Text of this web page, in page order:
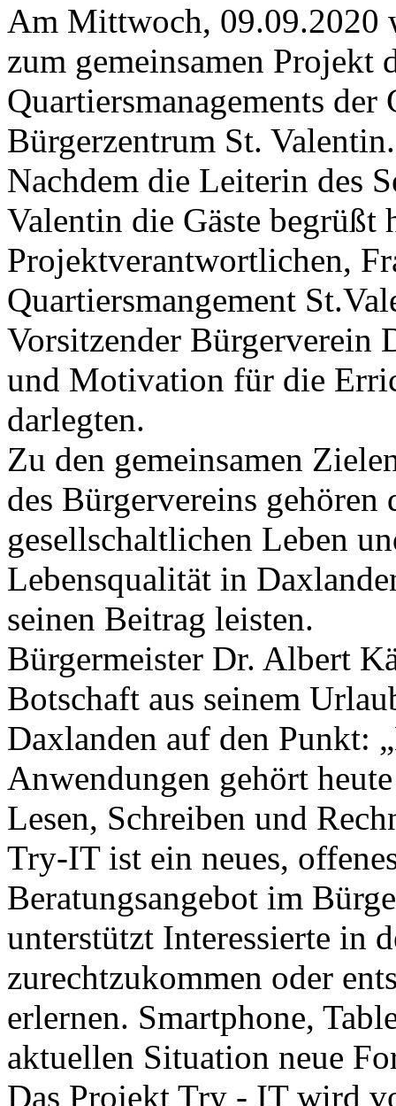
Am Mittwoch, 09.09.2020
zum gemeinsamen Projekt
Quartiersmanagements
Bürgerzentrum St. Valentin.
Nachdem die Leiterin des
Valentin die Gäste begrüßt
Projektverantwortlichen,
Quartiersmangement
Vorsitzender Bürgerverein
und Motivation für die
darlegten.
Zu den gemeinsamen
des Bürgervereins
gesellschaltlichen Leben
Lebensqualität in
seinen Beitrag leisten.
Bürgermeister Dr. Albert
Botschaft aus seinem
Daxlanden auf den Punkt:
Anwendungen gehört
Lesen, Schreiben und
Try-IT ist ein neues,
Beratungsangebot im
unterstützt Interessierte in
zurechtzukommen oder
erlernen. Smartphone,
aktuellen Situation neue
Das Projekt Try - IT wird